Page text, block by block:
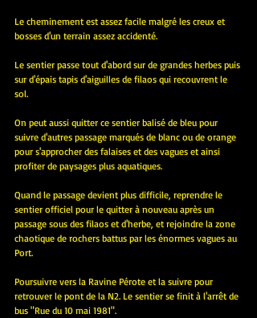
Le cheminement est assez facile malgré les creux et
bosses d'un terrain assez accidenté.
Le sentier passe tout d'abord sur de grandes herbes puis
sur d'épais tapis d'aiguilles de filaos qui recouvrent le
sol.
On peut aussi quitter ce sentier balisé de bleu pour
suivre d'autres passage marqués de blanc ou de orange
pour s'approcher des falaises et des vagues et ainsi
profiter de paysages plus aquatiques.
Quand le passage devient plus difficile, reprendre le
sentier officiel pour le quitter à nouveau après un
passage sous des filaos et d'herbe, et rejoindre la zone
chaotique de rochers battus par les énormes vagues au
Port.
Poursuivre vers la Ravine Pérote et la suivre pour
retrouver le pont de la N2. Le sentier se finit à l'arrêt de
bus "Rue du 10 mai 1981".